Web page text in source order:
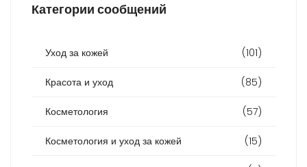
Категории сообщений
Уход за кожей (101)
Красота и уход (85)
Косметология (57)
Косметология и уход за кожей (15)